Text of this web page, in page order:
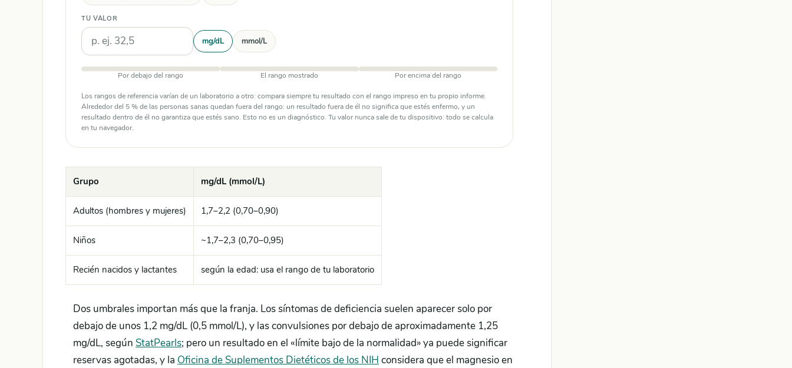
TU VALOR
Unidades
mg/dL mmol/L
Por debajo del rango El rango mostrado Por encima del rango
Los rangos de referencia varían de un laboratorio a otro: compara siempre tu resultado con el rango impreso en tu propio informe.
Alrededor del 5 % de las personas sanas quedan fuera del rango: un resultado fuera de él no significa que estés enfermo, y un
resultado dentro de él no garantiza que estés sano. Esto no es un diagnóstico. Tu valor nunca sale de tu dispositivo: todo se calcula
en tu navegador.
Grupo mg/dL (mmol/L)
Adultos (hombres y mujeres) 1,7–2,2 (0,70–0,90)
Niños ~1,7–2,3 (0,70–0,95)
Recién nacidos y lactantes según la edad: usa el rango de tu laboratorio
Dos umbrales importan más que la franja. Los síntomas de deficiencia suelen aparecer solo por
debajo de unos 1,2 mg/dL (0,5 mmol/L), y las convulsiones por debajo de aproximadamente 1,25
mg/dL, según StatPearls; pero un resultado en el «límite bajo de la normalidad» ya puede significar
reservas agotadas, y la Oficina de Suplementos Dietéticos de los NIH considera que el magnesio en